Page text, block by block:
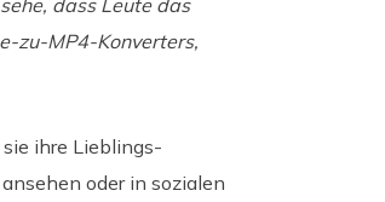
dass Leute das
zu-MP4-Konverters,
ihre Lieblings-
oder in sozialen